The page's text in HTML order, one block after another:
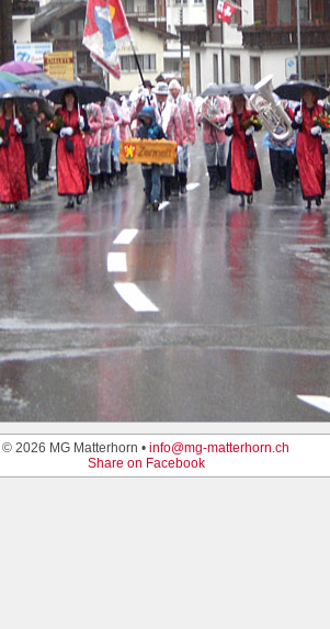
© 2026 MG Matterhorn • info@mg-matterhorn.ch
Share on Facebook